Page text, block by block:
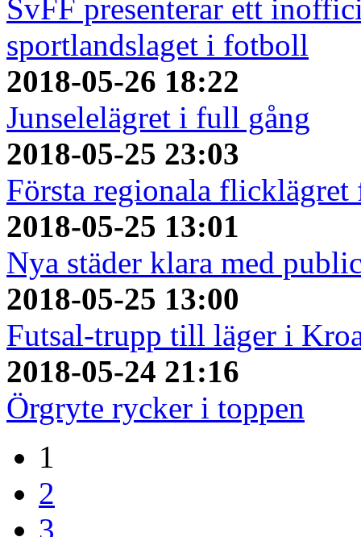
SvFF presenterar ett
sportlandslaget i fotboll
2018-05-26 18:22
Junselelägret i full gång
2018-05-25 23:03
Första regionala
2018-05-25 13:01
Nya städer klara med
2018-05-25 13:00
Futsal-trupp till läger i
2018-05-24 21:16
Örgryte rycker i toppen
1
2
3